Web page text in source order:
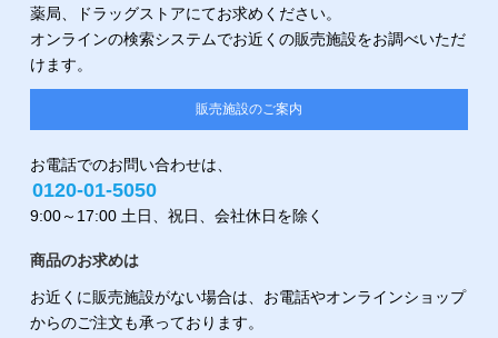
薬局、ドラッグストアにてお求めください。
オンラインの検索システムでお近くの販売施設をお調べいただ
けます。
販売施設のご案内
お電話でのお問い合わせは、
0120-01-5050
9:00～17:00 土日、祝日、会社休日を除く
商品のお求めは
お近くに販売施設がない場合は、お電話やオンラインショップ
からのご注文も承っております。